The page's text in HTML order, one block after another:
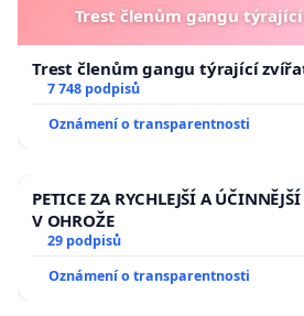
Trest členům gangu
Trest členům gangu týrající
7 748 podpisů
Oznámení o transparentnosti
PETICE ZA RYCHLEJŠÍ A
V OHROŽE
29 podpisů
Oznámení o transparentnosti